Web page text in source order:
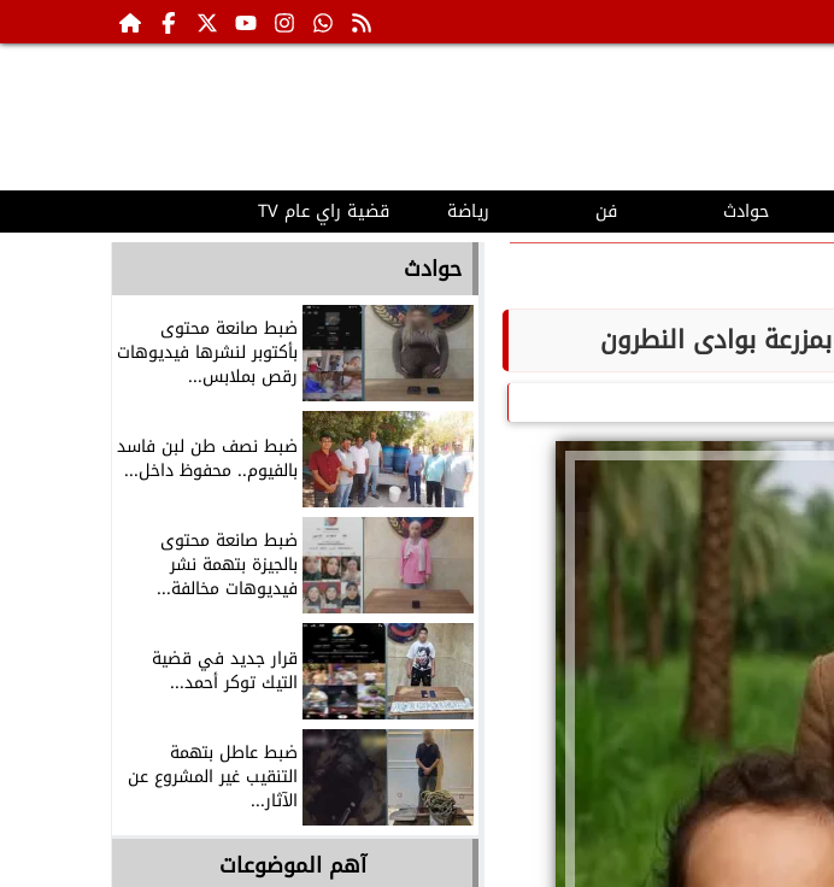
حوادث فن رياضة قضية راي عام TV
حوادث
ضبط صانعة محتوى
بأكتوبر لنشرها فيديوهات
رقص بملابس...
ضبط نصف طن لبن فاسد
بالفيوم.. محفوظ داخل...
ضبط صانعة محتوى
بالجيزة بتهمة نشر
فيديوهات مخالفة...
قرار جديد في قضية
التيك توكر أحمد...
ضبط عاطل بتهمة
التنقيب غير المشروع عن
الآثار...
آهم الموضوعات